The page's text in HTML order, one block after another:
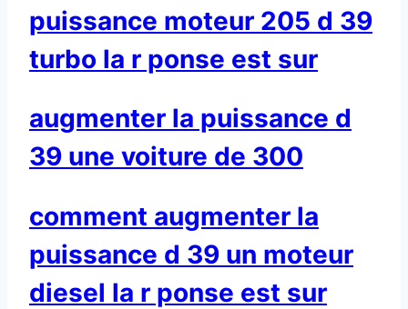
puissance moteur 205 d 39
turbo la r ponse est sur
augmenter la puissance d
39 une voiture de 300
comment augmenter la
puissance d 39 un moteur
diesel la r ponse est sur